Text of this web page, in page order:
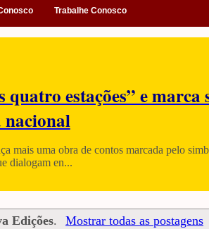
Trabalhe Conosco
estações” e marca
nacional
mais uma obra de contos marcada pelo
dialogam en...
Edições. Mostrar todas as postagens